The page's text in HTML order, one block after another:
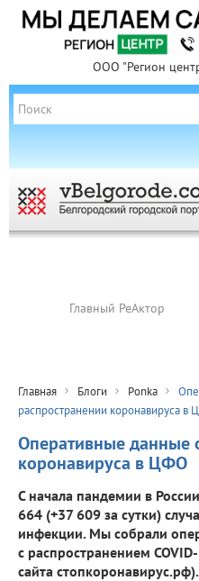
ООО "Регион
Главный РеАктор
Главная Блоги Ponka
распространении коронавируса в
Оперативные данные
коронавируса в ЦФО
С начала пандемии в
664 (+37 609 за сутки)
инфекции. Мы собрали
с распространением
сайта стопкоронавирус.рф).